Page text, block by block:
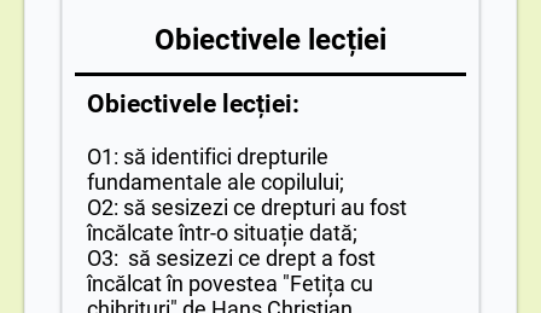
Obiectivele lecției
Obiectivele lecției:
O1: să identifici drepturile
fundamentale ale copilului;
O2: să sesizezi ce drepturi au fost
încălcate într-o situație dată;
O3: să sesizezi ce drept a fost
încălcat în povestea "Fetița cu